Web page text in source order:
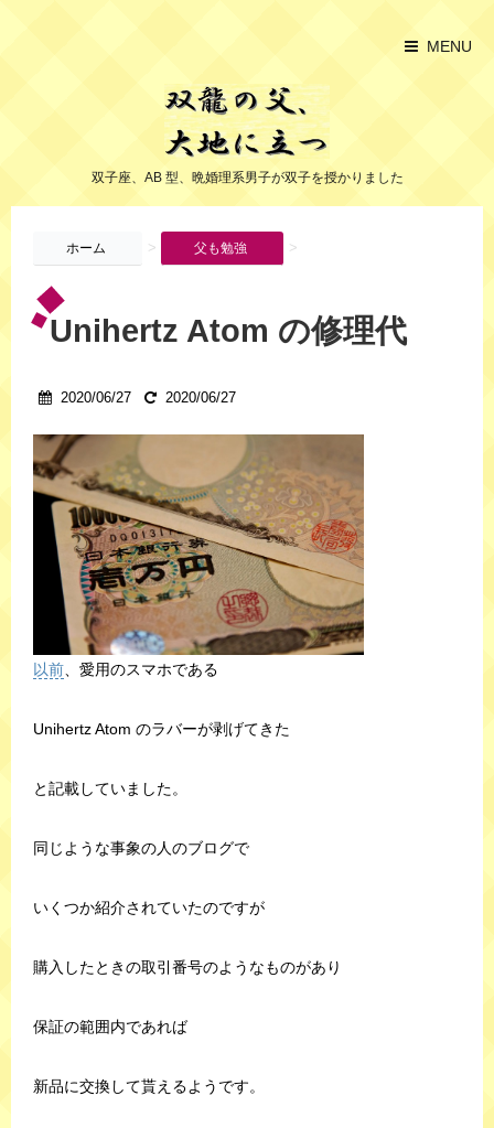
MENU
双子座、AB 型、晩婚理系男子が双子を授かりました
ホーム > 父も勉強 >
Unihertz Atom の修理代
2020/06/27 2020/06/27
以前 、愛用のスマホである
Unihertz Atom のラバーが剥げてきた
と記載していました。
同じような事象の人のブログで
いくつか紹介されていたのですが
購入したときの取引番号のようなものがあり
保証の範囲内であれば
新品に交換して貰えるようです。